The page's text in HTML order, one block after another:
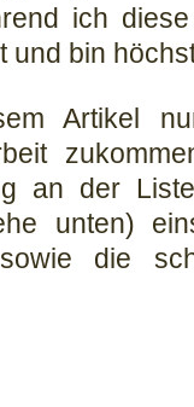
ich
und bin
Artikel
an der
unten)
die